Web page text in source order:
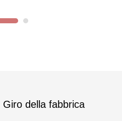
Giro della fabbrica